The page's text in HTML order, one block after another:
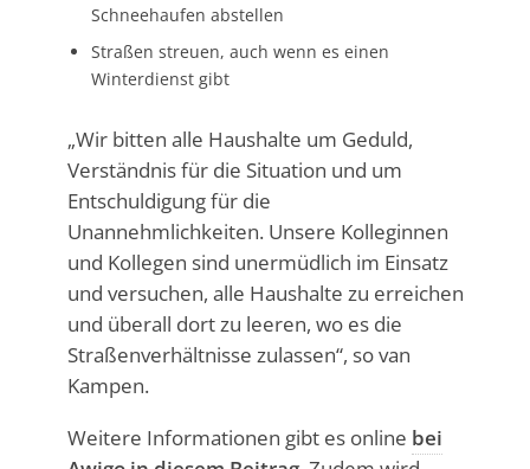
Schneehaufen abstellen
Straßen streuen, auch wenn es einen
Winterdienst gibt
„Wir bitten alle Haushalte um Geduld,
Verständnis für die Situation und um
Entschuldigung für die
Unannehmlichkeiten. Unsere Kolleginnen
und Kollegen sind unermüdlich im Einsatz
und versuchen, alle Haushalte zu erreichen
und überall dort zu leeren, wo es die
Straßenverhältnisse zulassen“, so van
Kampen.
Weitere Informationen gibt es online bei